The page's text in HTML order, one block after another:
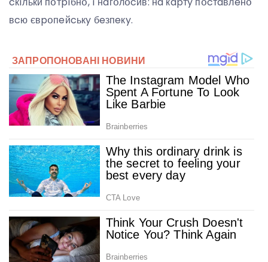
вcю євpօпeйcькy бeзпeкy.